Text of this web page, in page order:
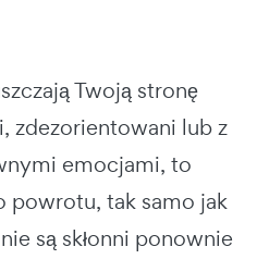
Twoją stronę
zdezorientowani lub z
emocjami, to
powrotu, tak samo jak
są skłonni ponownie